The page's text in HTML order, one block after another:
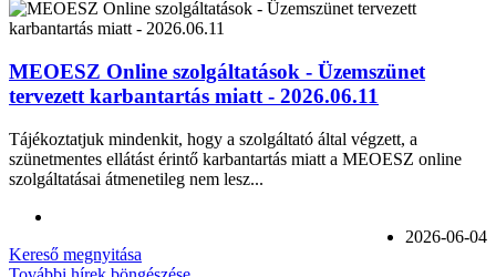
MEOESZ Online szolgáltatások - Üzemszünet
tervezett karbantartás miatt - 2026.06.11
Tájékoztatjuk mindenkit, hogy a szolgáltató által végzett, a
szünetmentes ellátást érintő karbantartás miatt a MEOESZ online
szolgáltatásai átmenetileg nem lesz...
2026-06-04
Kereső megnyitása